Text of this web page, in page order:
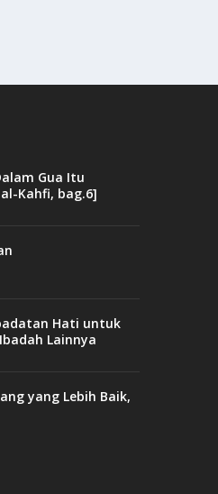
Gua Itu
Kahfi, bag.6]
Hati untuk
Lainnya
yang Lebih Baik,